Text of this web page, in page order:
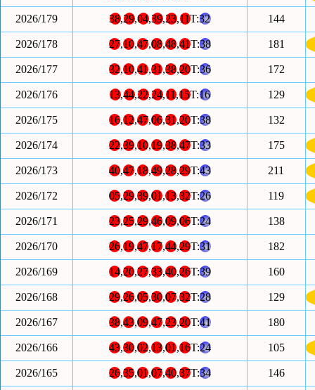
2026/179 38,29,04,39,23,11T:32 144
2026/178 27,10,47,08,48,41T:38 181
2026/177 32,10,41,31,38,20T:36 172
2026/176 13,44,22,24,11,15T:16 129
2026/175 16,12,47,06,31,20T:38 132
2026/174 22,39,10,19,38,47T:33 175
2026/173 40,47,18,49,28,29T:43 211
2026/172 05,29,39,01,13,32T:26 119
2026/171 23,25,29,46,09,06T:24 138
2026/170 26,19,47,17,44,29T:31 182
2026/169 14,20,27,33,40,26T:39 160
2026/168 29,26,05,30,07,32T:28 129
2026/167 38,43,09,47,23,20T:41 180
2026/166 43,30,02,13,01,16T:24 105
2026/165 26,35,01,07,40,37T:34 146